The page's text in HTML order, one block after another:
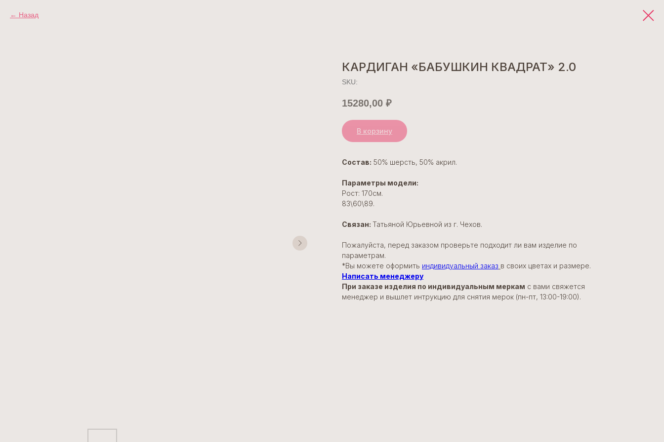
Назад
КАРДИГАН «БАБУШКИН КВАДРАТ» 2.0
SKU:
15280,00 ₽
В корзину
Состав: 50% шерсть, 50% акрил.
Параметры модели:
Рост: 170см.
83\60\89.
Связан: Татьяной Юрьевной из г. Чехов.
Пожалуйста, перед заказом проверьте подходит ли вам изделие по
параметрам.
*Вы можете оформить индивидуальный заказ в своих цветах и размере.
Написать менеджеру
При заказе изделия по индивидуальным меркам с вами свяжется
менеджер и вышлет интрукцию для снятия мерок (пн-пт, 13:00-19:00).